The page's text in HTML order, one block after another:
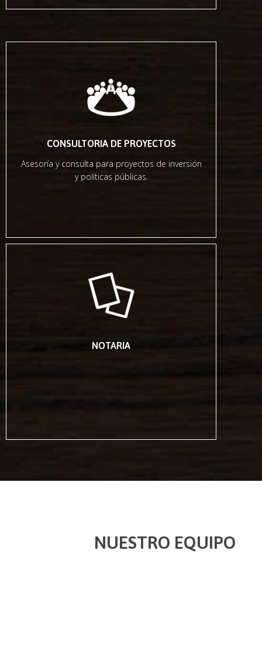
CONSULTORIA DE PROYECTOS
Asesoría y consulta para proyectos de inversión
y políticas públicas.
NOTARIA
NUESTRO EQUIPO